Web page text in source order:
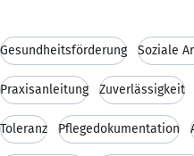
Gesundheitsförderung Soziale
Praxisanleitung Zuverlässigkeit
Toleranz Pflegedokumentation